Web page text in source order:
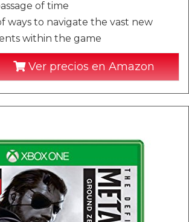
of time
ways to navigate the vast new
within the game
Ver precios en Amazon